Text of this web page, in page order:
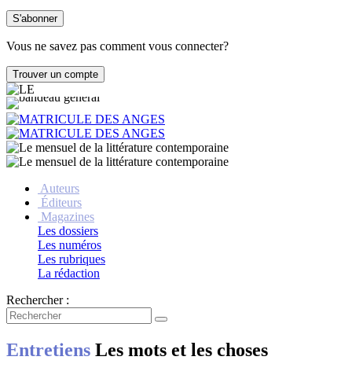
Vous ne savez pas comment vous connecter?
Auteurs
Éditeurs
Magazines
Les dossiers
Les numéros
Les rubriques
La rédaction
Rechercher :
Entretiens Les mots et les choses